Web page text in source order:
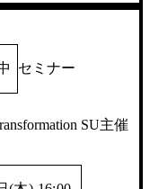
セミナー
SU主催